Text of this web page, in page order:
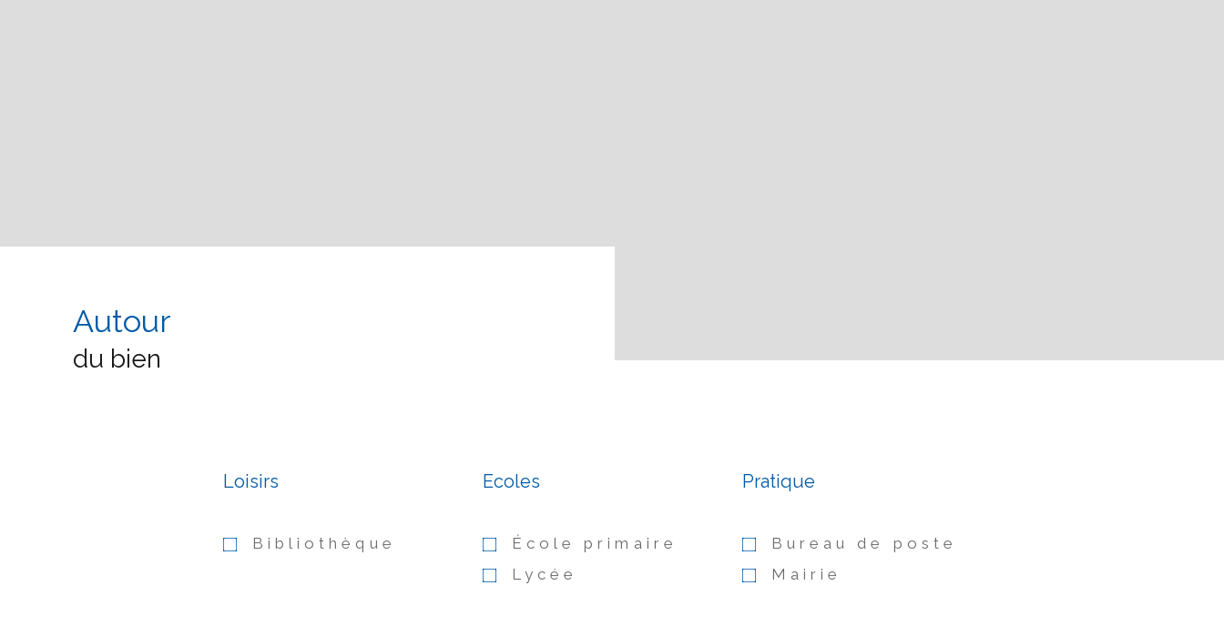
Autour
du bien
Loisirs
Bibliothèque
Ecoles
École primaire
Lycée
Pratique
Bureau de poste
Mairie